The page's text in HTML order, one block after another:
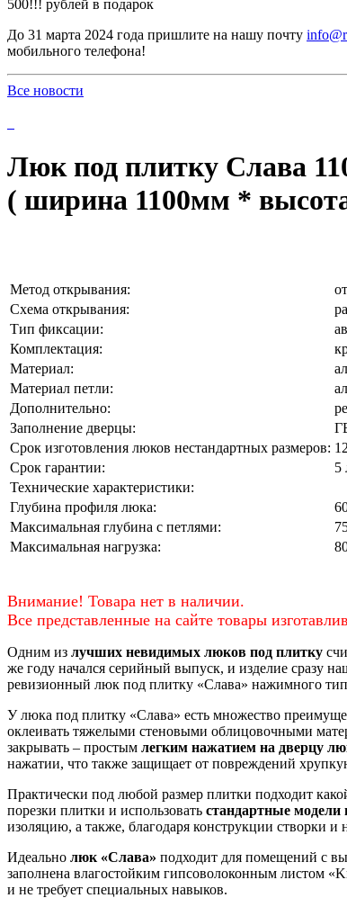
500!!! рублей в подарок
До 31 марта 2024 года пришлите на нашу почту
мобильного телефона!
Все новости
Люк под плитку Слава
( ширина 1100мм *
Метод открывания:
Схема открывания:
Тип фиксации:
Комплектация:
Материал:
Материал петли:
Дополнительно:
Заполнение дверцы:
Срок изготовления люков нестандартных размеров:
Срок гарантии:
5
Технические характеристики:
Глубина профиля люка:
Максимальная глубина с петлями:
Максимальная нагрузка:
Внимание! Товара нет в наличии.
Все представленные на сайте товары
Одним из лучших невидимых люков под плитку
же году начался серийный выпуск, и изделие сразу
ревизионный люк под плитку «Слава» нажимного
У люка под плитку «Слава» есть множество
оклеивать тяжелыми стеновыми облицовочными
закрывать – простым легким нажатием на дверцу
нажатии, что также защищает от повреждений
Практически под любой размер плитки подходит
порезки плитки и использовать стандартные модели
изоляцию, а также, благодаря конструкции створки
Идеально люк «Слава» подходит для помещений с
заполнена влагостойким гипсоволоконным листом
и не требует специальных навыков.